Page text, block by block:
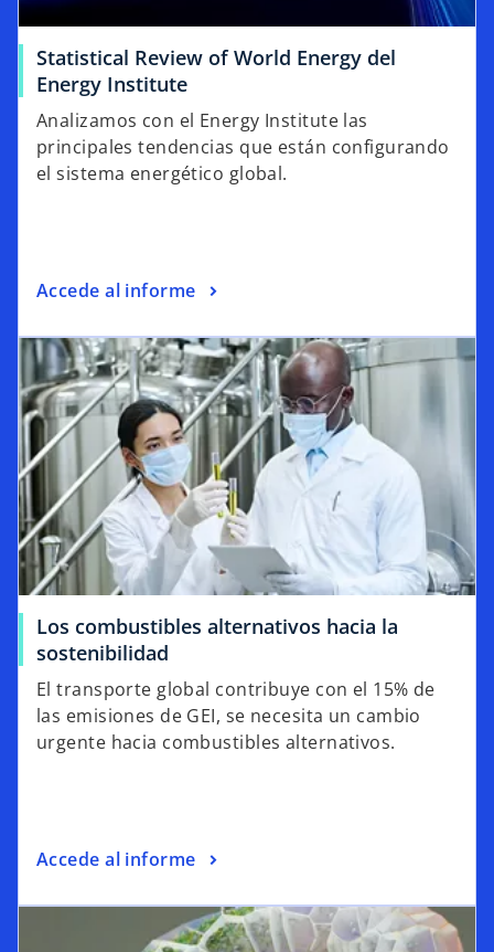
Statistical Review of World Energy del
Energy Institute
Analizamos con el Energy Institute las
principales tendencias que están configurando
el sistema energético global.
Accede al informe
Los combustibles alternativos hacia la
sostenibilidad
El transporte global contribuye con el 15% de
las emisiones de GEI, se necesita un cambio
urgente hacia combustibles alternativos.
Accede al informe